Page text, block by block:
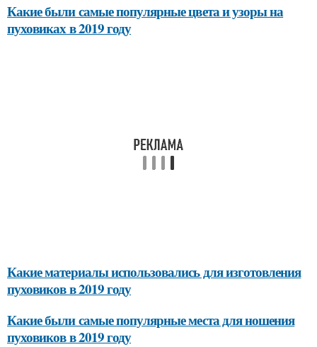
Какие были самые популярные цвета и узоры на
пуховиках в 2019 году
Какие материалы использовались для изготовления
пуховиков в 2019 году
Какие были самые популярные места для ношения
пуховиков в 2019 году